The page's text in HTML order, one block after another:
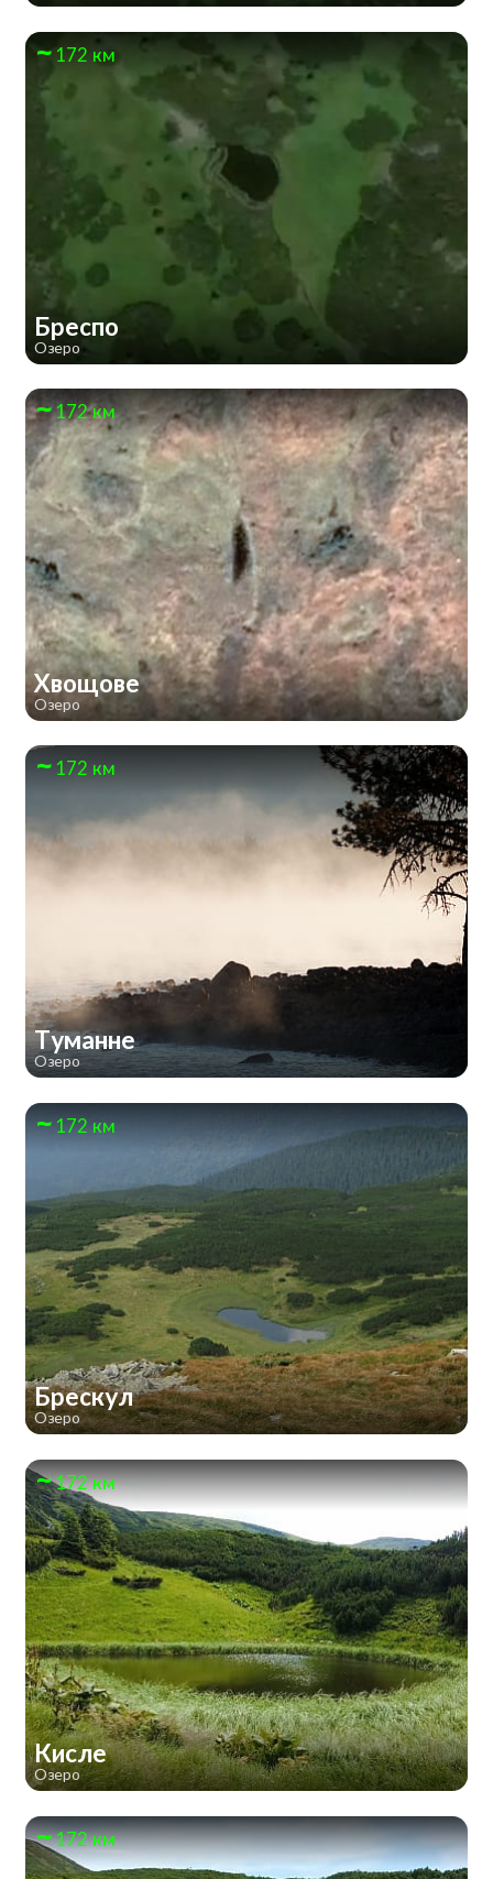
172 км
Бреспо
Озеро
172 км
Хвощове
Озеро
172 км
Туманне
Озеро
172 км
Брескул
Озеро
172 км
Кисле
Озеро
172 км